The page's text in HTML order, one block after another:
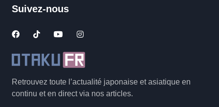
Retrouvez toute l’actualité japonaise et asiatique en
continu et en direct via nos articles.
Suivez-nous